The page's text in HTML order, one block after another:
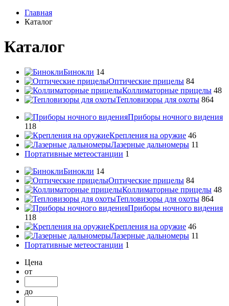
Главная
Каталог
Каталог
Бинокли 14
Оптические прицелы 84
Коллиматорные прицелы 48
Тепловизоры для охоты 864
Приборы ночного видения
118
Крепления на оружие 46
Лазерные дальномеры 11
Портативные метеостанции 1
Бинокли 14
Оптические прицелы 84
Коллиматорные прицелы 48
Тепловизоры для охоты 864
Приборы ночного видения
118
Крепления на оружие 46
Лазерные дальномеры 11
Портативные метеостанции 1
Цена
от
до